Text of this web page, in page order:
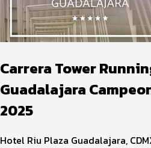
Carrera Tower
Guadalajara
2025
Hotel Riu Plaza Guadalajara,